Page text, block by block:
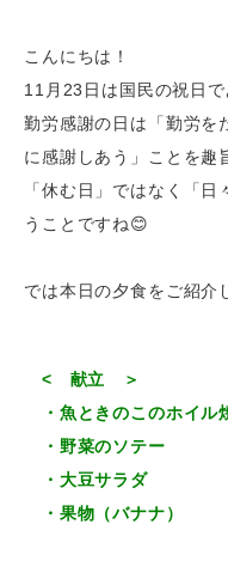
こんにちは！
11月23日は国民の祝日で
勤労感謝の日は「勤労を
に感謝しあう」ことを趣
「休む日」ではなく「
うことですね😊
では本日の夕食をご紹介
< 献立 ＞
・魚ときのこのホイル
・野菜のソテー
・大豆サラダ
・果物（バナナ）